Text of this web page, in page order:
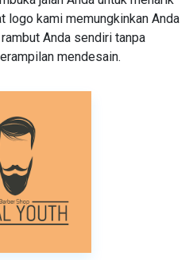
logo kami memungkinkan Anda
Anda sendiri tanpa
mendesain.